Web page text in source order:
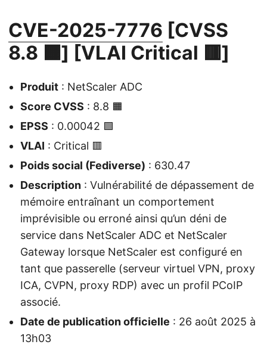
CVE-2025-7776 [CVSS
8.8 🟧] [VLAI Critical 🟥]
Produit : NetScaler ADC
Score CVSS : 8.8 🟧
EPSS : 0.00042 🟩
VLAI : Critical 🟥
Poids social (Fediverse) : 630.47
Description : Vulnérabilité de dépassement de
mémoire entraînant un comportement
imprévisible ou erroné ainsi qu’un déni de
service dans NetScaler ADC et NetScaler
Gateway lorsque NetScaler est configuré en
tant que passerelle (serveur virtuel VPN, proxy
ICA, CVPN, proxy RDP) avec un profil PCoIP
associé.
Date de publication officielle : 26 août 2025 à
13h03